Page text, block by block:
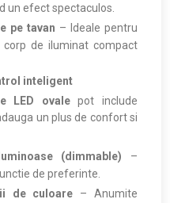
un efect spectaculos.
pe tavan – Ideale pentru
de iluminat compact
inteligent
LED ovalepot include
un plus de confort si
(dimmable) –
de preferinte.
de culoare – Anumite